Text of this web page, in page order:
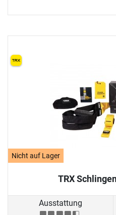
Nicht auf Lager
TRX
Ausstattung